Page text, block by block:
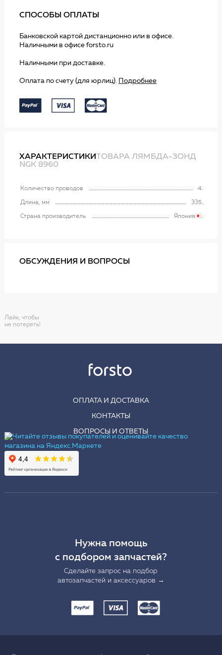
СПОСОБЫ ОПЛАТЫ
Банковской картой дистанционно или в офисе.
Наличными в офисе forsto.ru
Наличными при доставке.
Оплата по счету (для юрлиц). Подробнее
ХАРАКТЕРИСТИКИТОВАРА ЛЯМБДА-ЗОНД
NGK 8960
Количество проводов 4
Длина, мм 335
Страна производитель Япония
ОБСУЖДЕНИЯ И ВОПРОСЫ
Лайк, чтобы
не потерять!
ОПЛАТА И ДОСТАВКА
КОНТАКТЫ
ВОПРОСЫ И ОТВЕТЫ
Нужна помощь
с подбором запчастей?
Сделайте запрос на подбор
автозапчастей и аксессуаров →